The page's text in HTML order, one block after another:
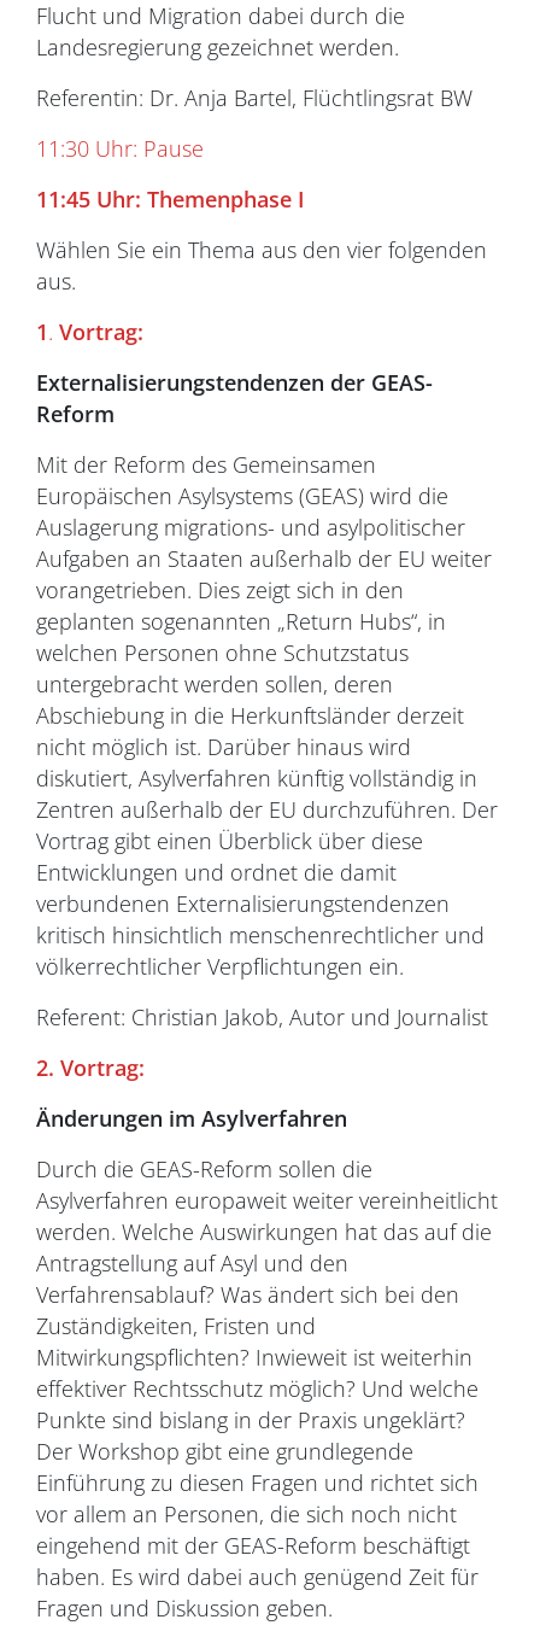
Flucht und Migration dabei durch die
Landesregierung gezeichnet werden.
Referentin: Dr. Anja Bartel, Flüchtlingsrat BW
11:30 Uhr: Pause
11:45 Uhr: Themenphase I
Wählen Sie ein Thema aus den vier folgenden
aus.
1. Vortrag:
Externalisierungstendenzen der GEAS-
Reform
Mit der Reform des Gemeinsamen
Europäischen Asylsystems (GEAS) wird die
Auslagerung migrations- und asylpolitischer
Aufgaben an Staaten außerhalb der EU weiter
vorangetrieben. Dies zeigt sich in den
geplanten sogenannten „Return Hubs“, in
welchen Personen ohne Schutzstatus
untergebracht werden sollen, deren
Abschiebung in die Herkunftsländer derzeit
nicht möglich ist. Darüber hinaus wird
diskutiert, Asylverfahren künftig vollständig in
Zentren außerhalb der EU durchzuführen. Der
Vortrag gibt einen Überblick über diese
Entwicklungen und ordnet die damit
verbundenen Externalisierungstendenzen
kritisch hinsichtlich menschenrechtlicher und
völkerrechtlicher Verpflichtungen ein.
Referent: Christian Jakob, Autor und Journalist
2. Vortrag:
Änderungen im Asylverfahren
Durch die GEAS-Reform sollen die
Asylverfahren europaweit weiter vereinheitlicht
werden. Welche Auswirkungen hat das auf die
Antragstellung auf Asyl und den
Verfahrensablauf? Was ändert sich bei den
Zuständigkeiten, Fristen und
Mitwirkungspflichten? Inwieweit ist weiterhin
effektiver Rechtsschutz möglich? Und welche
Punkte sind bislang in der Praxis ungeklärt?
Der Workshop gibt eine grundlegende
Einführung zu diesen Fragen und richtet sich
vor allem an Personen, die sich noch nicht
eingehend mit der GEAS-Reform beschäftigt
haben. Es wird dabei auch genügend Zeit für
Fragen und Diskussion geben.